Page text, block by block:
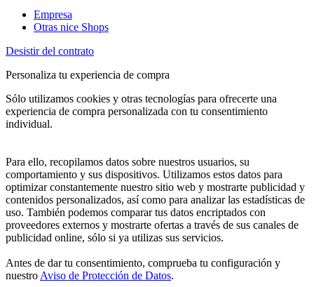
Empresa
Otras nice Shops
Desistir del contrato
Personaliza tu experiencia de compra
Sólo utilizamos cookies y otras tecnologías para ofrecerte una
experiencia de compra personalizada con tu consentimiento
individual.
Para ello, recopilamos datos sobre nuestros usuarios, su
comportamiento y sus dispositivos. Utilizamos estos datos para
optimizar constantemente nuestro sitio web y mostrarte publicidad y
contenidos personalizados, así como para analizar las estadísticas de
uso. También podemos comparar tus datos encriptados con
proveedores externos y mostrarte ofertas a través de sus canales de
publicidad online, sólo si ya utilizas sus servicios.
Antes de dar tu consentimiento, comprueba tu configuración y
nuestro Aviso de Protección de Datos.